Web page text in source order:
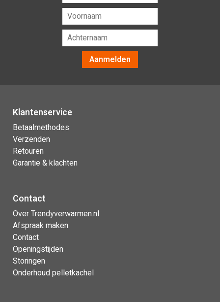
Aanmelden
Klantenservice
Betaalmethodes
Verzenden
Retouren
Garantie & klachten
Contact
Over Trendyverwarmen.nl
Afspraak maken
Contact
Openingstijden
Storingen
Onderhoud pelletkachel